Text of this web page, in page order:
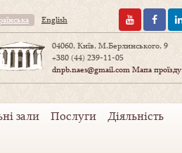
English
04060, Київ, М.Берлинського, 9
+380 (44) 239-11-05
dnpb.naes@gmail.comМапа проїзду
зали Послуги
Діяльність